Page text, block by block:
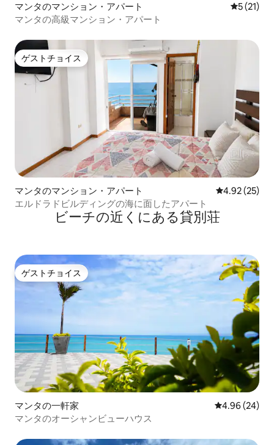
マンタのマンション・アパート レビュー
5 (21)
マンタの高級マンション・アパート
ゲストチョイス
ゲストチョイス
マンタのマンション・アパート レビュー25
4.92 (25)
エルドラドビルディングの海に面したアパート
ビーチの近くにある貸別荘
ゲストチョイス
ゲストチョイス
マンタの一軒家 レビュー24
4.96 (24)
マンタのオーシャンビューハウス